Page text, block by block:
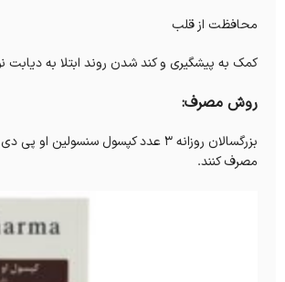
محافظت از قلب
کمک به پیشگیری و کند شدن روند ابتلا به دیابت
روش مصرف:
بزرگسالان روزانه ۳ عدد کپسول سنسولین
مصرف کنند.